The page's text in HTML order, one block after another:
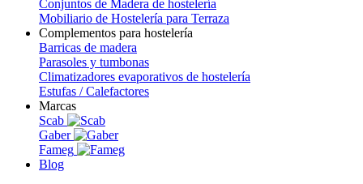
Conjuntos de Madera de hostelería
Mobiliario de Hostelería para Terraza
Complementos para hostelería
Barricas de madera
Parasoles y tumbonas
Climatizadores evaporativos de hostelería
Estufas / Calefactores
Marcas
Scab
Gaber
Fameg
Blog